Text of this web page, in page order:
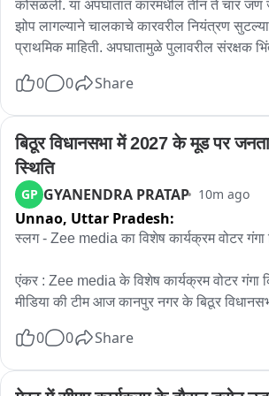
कोसळली. या अपघातात कारमधील तीन ते चार
झोप लागल्याने चालकाचे कारवरील नियंत्रण
प्राथमिक माहिती. अपघातामुळे पुलावरील संरक्षक
काढण्यात आली आहे.
0 0 Share
बिठूर विधानसभा में 2027 के मूड पर जनता
स्थिति
GP GYANENDRA PRATAP 10m ago
Unnao, Uttar Pradesh:
स्लग - Zee media का विशेष कार्यक्रम वोटर गंगा
एंकर : Zee media के विशेष कार्यक्रम वोटर गंगा
मीडिया की टीम आज कानपुर नगर के बिठूर
को लेकर अपना मूड बताया। जनता ने यह भी
रह गए हैं।
0 0 Share